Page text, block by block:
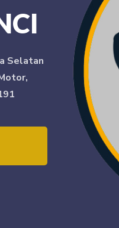
Selatan